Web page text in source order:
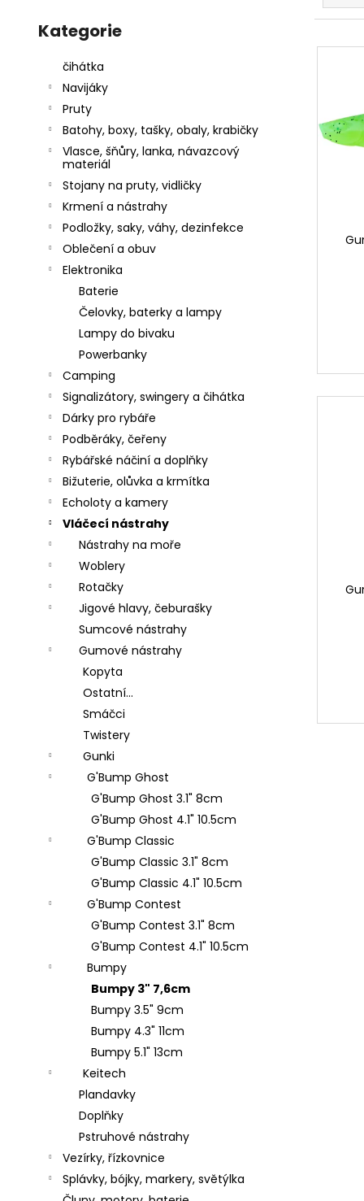
kategorie
Kategorie
čihátka
Navijáky
Pruty
Batohy, boxy, tašky, obaly, krabičky
Vlasce, šňůry, lanka, návazcový
materiál
Stojany na pruty, vidličky
Krmení a nástrahy
Podložky, saky, váhy, dezinfekce
Oblečení a obuv
Elektronika
Baterie
Čelovky, baterky a lampy
Lampy do bivaku
Powerbanky
Camping
Signalizátory, swingery a čihátka
Dárky pro rybáře
Podběráky, čeřeny
Rybářské náčiní a doplňky
Bižuterie, olůvka a krmítka
Echoloty a kamery
Vláčecí nástrahy
Nástrahy na moře
Woblery
Rotačky
Jigové hlavy, čeburašky
Sumcové nástrahy
Gumové nástrahy
Kopyta
Ostatní...
Smáčci
Twistery
Gunki
G'Bump Ghost
G'Bump Ghost 3.1" 8cm
G'Bump Ghost 4.1" 10.5cm
G'Bump Classic
G'Bump Classic 3.1" 8cm
G'Bump Classic 4.1" 10.5cm
G'Bump Contest
G'Bump Contest 3.1" 8cm
G'Bump Contest 4.1" 10.5cm
Bumpy
Bumpy 3" 7,6cm
Bumpy 3.5" 9cm
Bumpy 4.3" 11cm
Bumpy 5.1" 13cm
Keitech
Plandavky
Doplňky
Pstruhové nástrahy
Vezírky, řízkovnice
Splávky, bójky, markery, světýlka
z
r
o
V
s
HLEDAT
SURETTI
PRŮBĚŽNÉ
OLOVO
KOULE
1,2G
-
40G
4
Kč
KAMATSU
KAPROVÝ
NÁVAZEC
PRO
CARP
LEADER
KAYO
HEAVY
CARP
25CM
25LBS
59
Kč
SAVAGE
GEAR
100%
SOFT
FLUOROCARBON
0,17MM
-
0,49MM
50M
199
Kč